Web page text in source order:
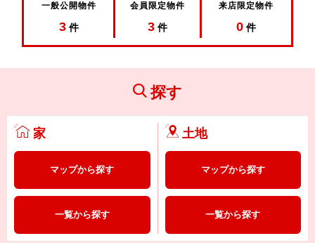
一般公開物件
3 件
会員限定物件
3 件
来店限定物件
0 件
探す
家
マップから探す
一覧から探す
土地
マップから探す
一覧から探す